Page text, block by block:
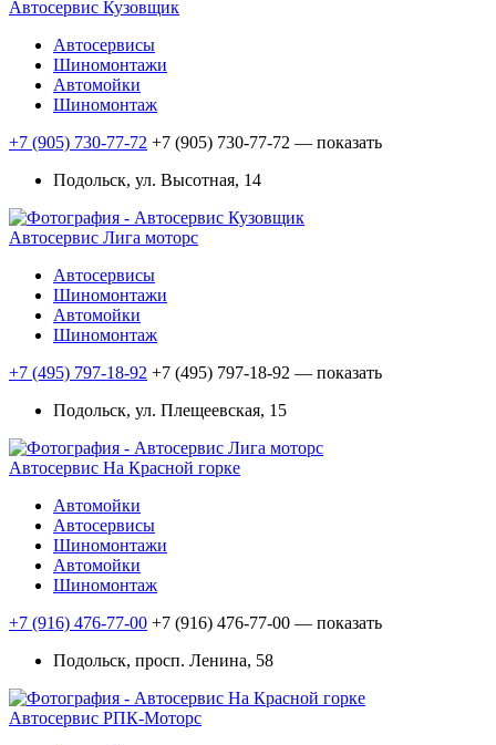
Автосервис Кузовщик
Автосервисы
Шиномонтажи
Автомойки
Шиномонтаж
+7 (905) 730-77-72 +7 (905) 730-77-72 — показать
Подольск, ул. Высотная, 14
Автосервис Лига моторс
Автосервисы
Шиномонтажи
Автомойки
Шиномонтаж
+7 (495) 797-18-92 +7 (495) 797-18-92 — показать
Подольск, ул. Плещеевская, 15
Автосервис На Красной горке
Автомойки
Автосервисы
Шиномонтажи
Автомойки
Шиномонтаж
+7 (916) 476-77-00 +7 (916) 476-77-00 — показать
Подольск, просп. Ленина, 58
Автосервис РПК-Моторс